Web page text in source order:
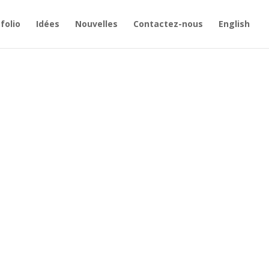
Idées Nouvelles Contactez-nous English